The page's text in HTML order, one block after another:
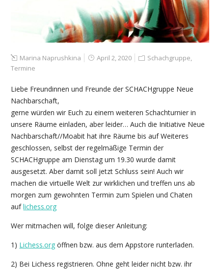
Marina Naprushkina April 2, 2020 Schachgruppe,
Termine
Liebe Freundinnen und Freunde der SCHACHgruppe Neue
Nachbarschaft,
gerne würden wir Euch zu einem weiteren Schachturnier in
unsere Räume einladen, aber leider… Auch die Initiative Neue
Nachbarschaft//Moabit hat ihre Räume bis auf Weiteres
geschlossen, selbst der regelmäßige Termin der
SCHACHgruppe am Dienstag um 19.30 wurde damit
ausgesetzt. Aber damit soll jetzt Schluss sein! Auch wir
machen die virtuelle Welt zur wirklichen und treffen uns ab
morgen zum gewohnten Termin zum Spielen und Chaten
auflichess.org
Wer mitmachen will, folge dieser Anleitung:
1) Lichess.org öffnen bzw. aus dem Appstore runterladen.
2) Bei Lichess registrieren. Ohne geht leider nicht bzw. ihr